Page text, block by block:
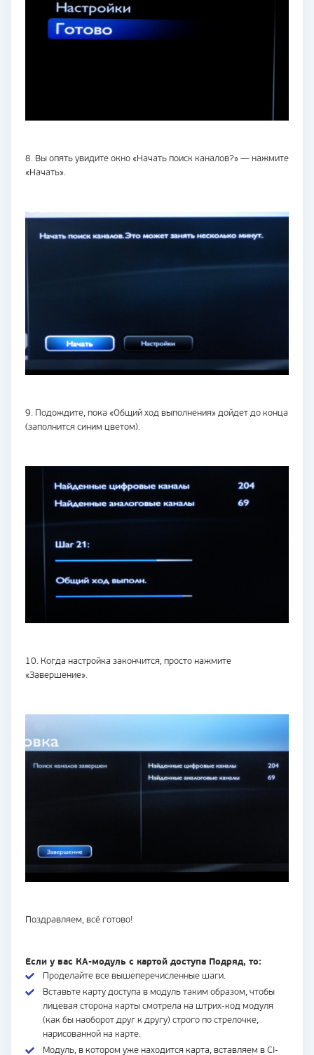
8. Вы опять увидите окно «Начать поиск каналов?» — нажмите
«Начать».
9. Подождите, пока «Общий ход выполнения» дойдет до конца
(заполнится синим цветом).
10. Когда настройка закончится, просто нажмите
«Завершение».
Поздравляем, всё готово!
Если у вас КА-модуль с картой доступа Подряд, то:
Проделайте все вышеперечисленные шаги.
Вставьте карту доступа в модуль таким образом, чтобы
лицевая сторона карты смотрела на штрих-код модуля
(как бы наоборот друг к другу) строго по стрелочке,
нарисованной на карте.
Модуль, в котором уже находится карта, вставляем в CI-